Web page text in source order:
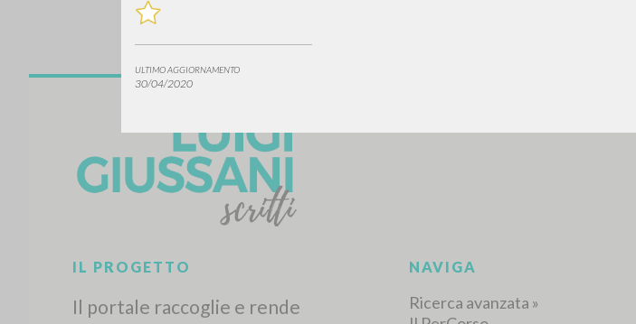
ULTIMO AGGIORNAMENTO
30/04/2020
TIPOLOGIA OPERA